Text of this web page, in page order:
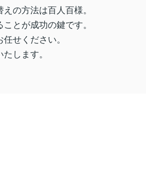
の方法は百人百様。
とが成功の鍵です。
せください。
します。